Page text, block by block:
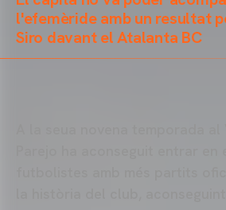
l'efemèride amb un resultat
Siro davant el Atalanta BC